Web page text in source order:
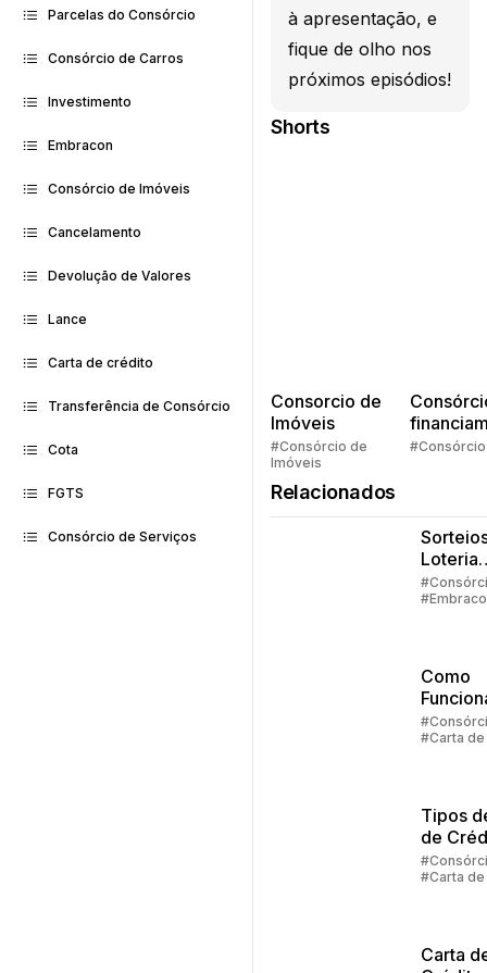
Parcelas do Consórcio
Consórcio de Carros
Investimento
Embracon
Consórcio de Imóveis
Cancelamento
Devolução de Valores
Lance
Carta de crédito
Transferência de Consórcio
Cota
FGTS
Consórcio de Serviços
à apresentação, e
fique de olho nos
próximos episódios!
Shorts
Consorcio de
Imóveis
#Consórcio de
Imóveis
Quem
#Consórcio
Relacionados
Loteria
Federal:
grupos
Como
Carta
Crédito
#Carta
Tipos
de
#Carta
Carta